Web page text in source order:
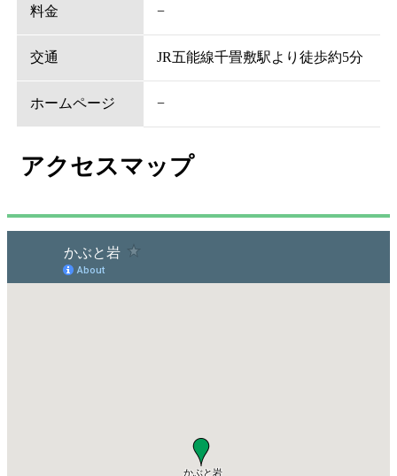
料金 −
交通 JR五能線千畳敷駅より徒歩約5分
ホームページ −
アクセスマップ